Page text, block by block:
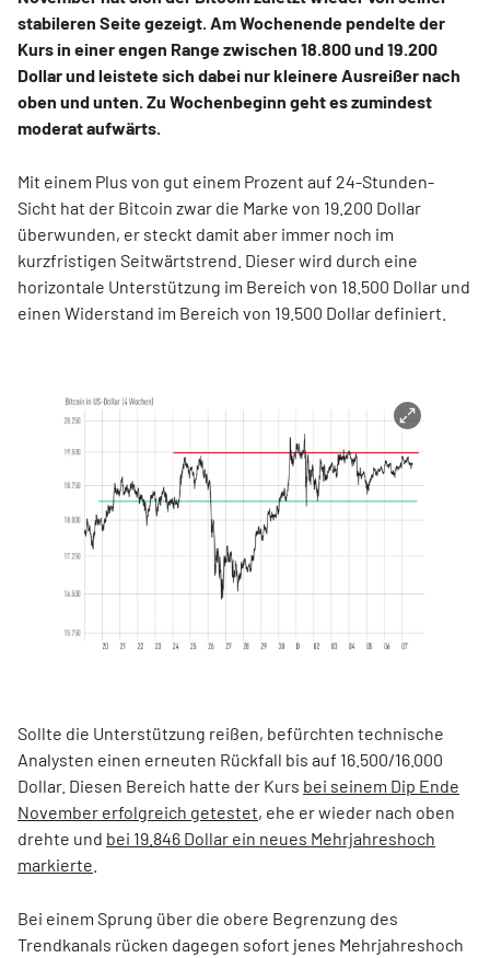
stabileren Seite gezeigt. Am Wochenende pendelte der
Kurs in einer engen Range zwischen 18.800 und 19.200
Dollar und leistete sich dabei nur kleinere Ausreißer nach
oben und unten. Zu Wochenbeginn geht es zumindest
moderat aufwärts.
Mit einem Plus von gut einem Prozent auf 24-Stunden-
Sicht hat der Bitcoin zwar die Marke von 19.200 Dollar
überwunden, er steckt damit aber immer noch im
kurzfristigen Seitwärtstrend. Dieser wird durch eine
horizontale Unterstützung im Bereich von 18.500 Dollar und
einen Widerstand im Bereich von 19.500 Dollar definiert.
Sollte die Unterstützung reißen, befürchten technische
Analysten einen erneuten Rückfall bis auf 16.500/16.000
Dollar. Diesen Bereich hatte der Kurs bei seinem Dip Ende
November erfolgreich getestet, ehe er wieder nach oben
drehte und bei 19.846 Dollar ein neues Mehrjahreshoch
markierte
Bei einem Sprung über die obere Begrenzung des
Trendkanals rücken dagegen sofort jenes Mehrjahreshoch